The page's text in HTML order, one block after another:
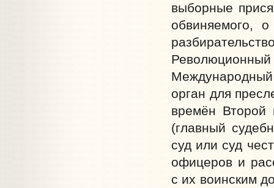
выборные
обвиняемого,
орган для
времён
(главный
суд или суд
офицеров и
с их воинским